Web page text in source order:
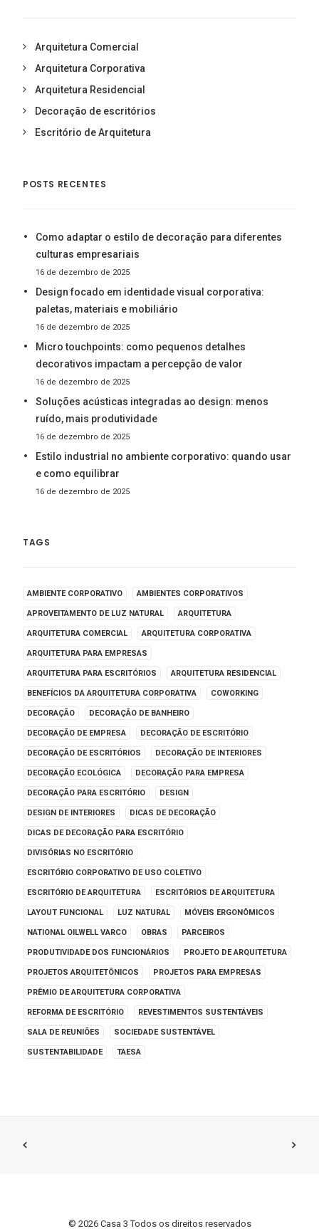
Arquitetura Comercial
Arquitetura Corporativa
Arquitetura Residencial
Decoração de escritórios
Escritório de Arquitetura
POSTS RECENTES
Como adaptar o estilo de decoração para diferentes
culturas empresariais
16 de dezembro de 2025
Design focado em identidade visual corporativa:
paletas, materiais e mobiliário
16 de dezembro de 2025
Micro touchpoints: como pequenos detalhes
decorativos impactam a percepção de valor
16 de dezembro de 2025
Soluções acústicas integradas ao design: menos
ruído, mais produtividade
16 de dezembro de 2025
Estilo industrial no ambiente corporativo: quando usar
e como equilibrar
16 de dezembro de 2025
TAGS
AMBIENTE CORPORATIVO AMBIENTES CORPORATIVOS
APROVEITAMENTO DE LUZ NATURAL ARQUITETURA
ARQUITETURA COMERCIAL ARQUITETURA CORPORATIVA
ARQUITETURA PARA EMPRESAS
ARQUITETURA PARA ESCRITÓRIOS ARQUITETURA RESIDENCIAL
BENEFÍCIOS DA ARQUITETURA CORPORATIVA COWORKING
DECORAÇÃO DECORAÇÃO DE BANHEIRO
DECORAÇÃO DE EMPRESA DECORAÇÃO DE ESCRITÓRIO
DECORAÇÃO DE ESCRITÓRIOS DECORAÇÃO DE INTERIORES
DECORAÇÃO ECOLÓGICA DECORAÇÃO PARA EMPRESA
DECORAÇÃO PARA ESCRITÓRIO DESIGN
DESIGN DE INTERIORES DICAS DE DECORAÇÃO
DICAS DE DECORAÇÃO PARA ESCRITÓRIO
DIVISÓRIAS NO ESCRITÓRIO
ESCRITÓRIO CORPORATIVO DE USO COLETIVO
ESCRITÓRIO DE ARQUITETURA ESCRITÓRIOS DE ARQUITETURA
LAYOUT FUNCIONAL LUZ NATURAL MÓVEIS ERGONÔMICOS
NATIONAL OILWELL VARCO OBRAS PARCEIROS
PRODUTIVIDADE DOS FUNCIONÁRIOS PROJETO DE ARQUITETURA
PROJETOS ARQUITETÔNICOS PROJETOS PARA EMPRESAS
PRÊMIO DE ARQUITETURA CORPORATIVA
REFORMA DE ESCRITÓRIO REVESTIMENTOS SUSTENTÁVEIS
SALA DE REUNIÕES SOCIEDADE SUSTENTÁVEL
SUSTENTABILIDADE TAESA
© 2026 Casa 3 Todos os direitos reservados